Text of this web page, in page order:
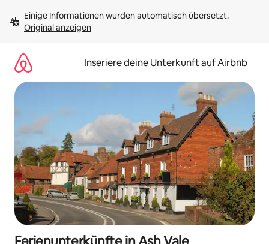
Inhalten
springenOriginal anzeigen
Inseriere deine Unterkunft auf Airbnb